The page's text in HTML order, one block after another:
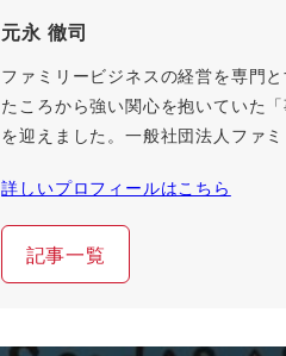
元永 徹司
ファミリービジネスの経営を専門
たころから強い関心を抱いていた
を迎えました。一般社団法人ファ
詳しいプロフィールはこちら
記事一覧